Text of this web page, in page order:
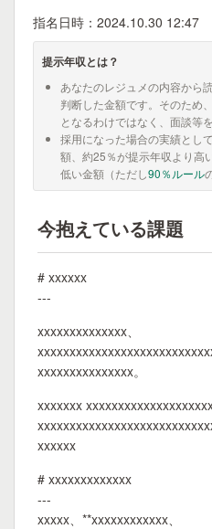
指名日時：2024.10.30 12:47
提示年収とは？
あなたのレジュメの内容から
判断した金額です。そのため
となるわけではなく、面談等
採用になった場合の実績とし
額、約25％が提示年収より高
低い金額（ただし90％ルール
今抱えている課題
# xxxxxx
---
xxxxxxxxxxxxxx、
xxxxxxxxxxxxxxx。
xxxxxxx
xxxxxx
# xxxxxxxxxxxxx
---
xxxxx、**xxxxxxxxxxxx、